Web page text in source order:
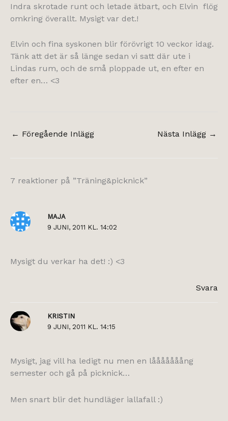
Indra skrotade runt och letade ätbart, och Elvin flög
omkring överallt. Mysigt var det.!
Elvin och fina syskonen blir förövrigt 10 veckor idag.
Tänk att det är så länge sedan vi satt där ute i
Lindas rum, och de små ploppade ut, en efter en
efter en… <3
← Föregående Inlägg Nästa Inlägg →
7 reaktioner på ”Träning&picknick”
MAJA
9 JUNI, 2011 KL. 14:02
Mysigt du verkar ha det! :) <3
Svara
KRISTIN
9 JUNI, 2011 KL. 14:15
Mysigt, jag vill ha ledigt nu men en lååååååång
semester och gå på picknick…
Men snart blir det hundläger iallafall :)